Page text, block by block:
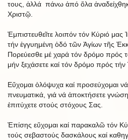
τους, ἀλλά πάνω ἀπό ὅλα
Χριστῷ.
Ἐμπιστευθεῖτε λοιπόν τόν Κύριό μας
τήν ἐγγυημένη ὁδό τῶν Ἁγίων τῆς
Πορεύεσθε μέ χαρά τόν δρόμο πρός
μήν ξεχάσετε καί τόν δρόμο πρός τήν
Εὔχομαι ὁλόψυχα καί προσεύχομαι νά
πνευματικά, γιά νά ἀποκτήσετε
ἐπιτύχετε στούς στόχους Σας.
Ἐπίσης εὔχομαι καί παρακαλῶ τόν
τούς σεβαστούς δασκάλους καί